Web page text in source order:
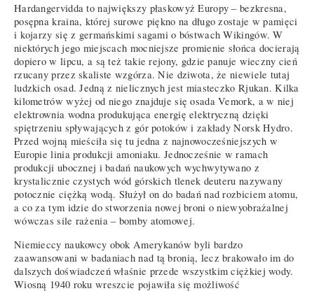
Hardangervidda to największy płaskowyż Europy – bezkresna,
posępna kraina, której surowe piękno na długo zostaje w pamięci
i kojarzy się z germańskimi sagami o bóstwach Wikingów. W
niektórych jego miejscach mocniejsze promienie słońca docierają
dopiero w lipcu, a są też takie rejony, gdzie panuje wieczny cień
rzucany przez skaliste wzgórza. Nie dziwota, że niewiele tutaj
ludzkich osad. Jedną z nielicznych jest miasteczko Rjukan. Kilka
kilometrów wyżej od niego znajduje się osada Vemork, a w niej
elektrownia wodna produkująca energię elektryczną dzięki
spiętrzeniu spływających z gór potoków i zakłady Norsk Hydro.
Przed wojną mieściła się tu jedna z najnowocześniejszych w
Europie linia produkcji amoniaku. Jednocześnie w ramach
produkcji ubocznej i badań naukowych wychwytywano z
krystalicznie czystych wód górskich tlenek deuteru nazywany
potocznie ciężką wodą. Służył on do badań nad rozbiciem atomu,
a co za tym idzie do stworzenia nowej broni o niewyobrażalnej
wówczas sile rażenia – bomby atomowej.
Niemieccy naukowcy obok Amerykanów byli bardzo
zaawansowani w badaniach nad tą bronią, lecz brakowało im do
dalszych doświadczeń właśnie przede wszystkim ciężkiej wody.
Wiosną 1940 roku wreszcie pojawiła się możliwość